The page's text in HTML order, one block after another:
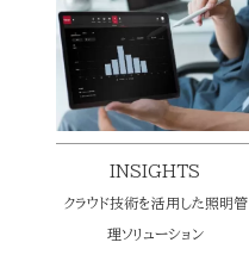
INSIGHTS
クラウド技術を活用した照明管
理ソリューション